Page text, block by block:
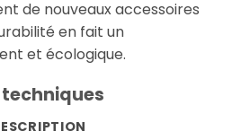
de nouveaux accessoires
en fait un
et écologique.